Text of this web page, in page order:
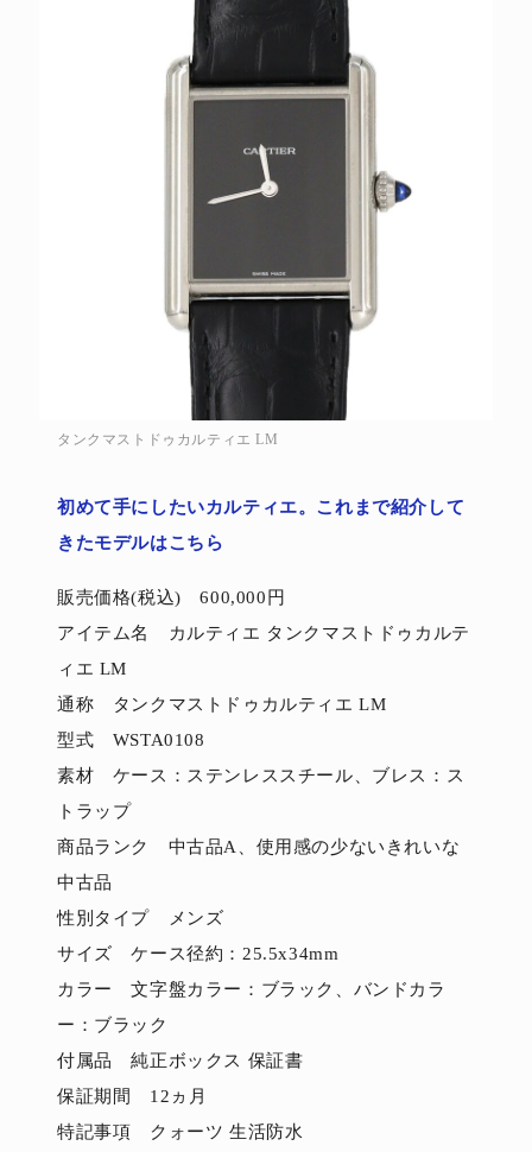
タンクマストドゥカルティエ LM
初めて手にしたいカルティエ。これまで紹介して
きたモデルはこちら
販売価格(税込) 600,000円
アイテム名 カルティエ タンクマストドゥカルテ
ィエ LM
通称 タンクマストドゥカルティエ LM
型式 WSTA0108
素材 ケース：ステンレススチール、ブレス：ス
トラップ
商品ランク 中古品A、使用感の少ないきれいな
中古品
性別タイプ メンズ
サイズ ケース径約：25.5x34mm
カラー 文字盤カラー：ブラック、バンドカラ
ー：ブラック
付属品 純正ボックス 保証書
保証期間 12ヵ月
特記事項 クォーツ 生活防水